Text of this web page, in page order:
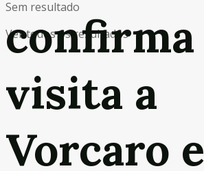
Sem resultado
Ver todos os resultados
confirma
visita a
Vorcaro e